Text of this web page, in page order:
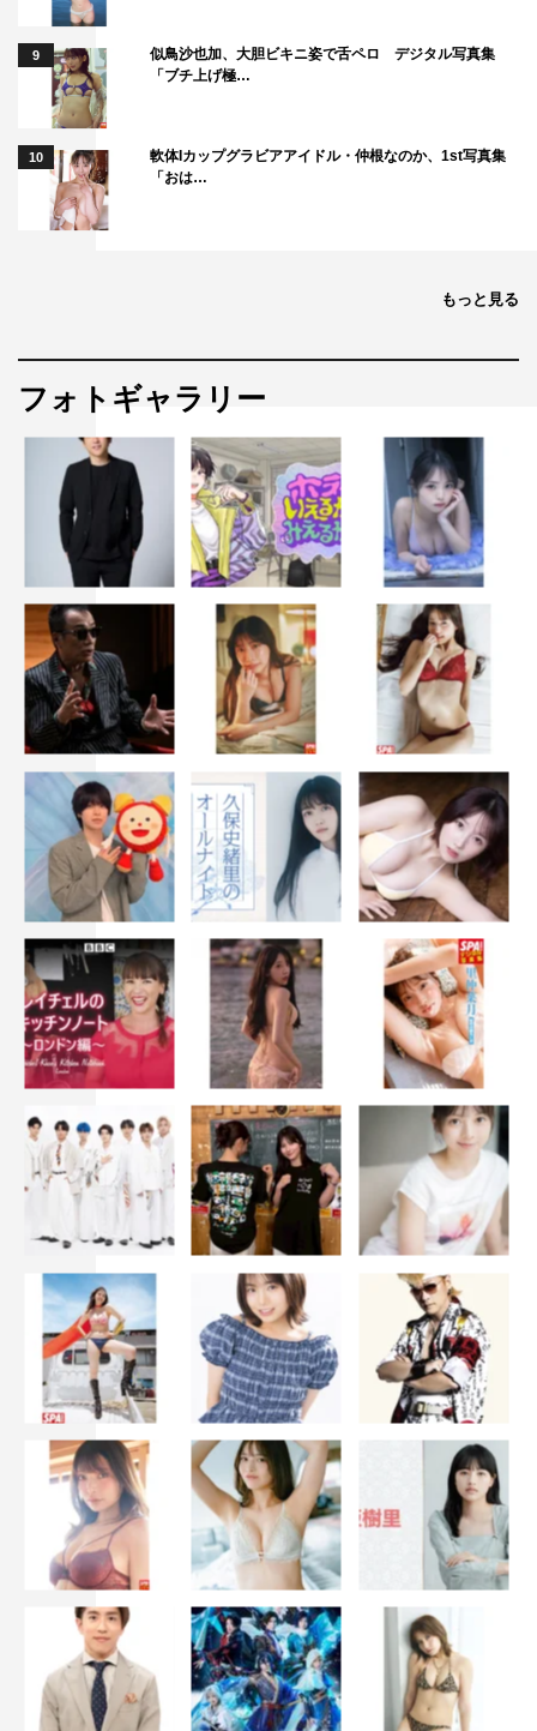
9
似鳥沙也加、大胆ビキニ姿で舌ペロ デジタル写真集
「ブチ上げ極…
10
軟体Iカップグラビアアイドル・仲根なのか、1st写真集
「おは…
もっと見る
フォトギャラリー